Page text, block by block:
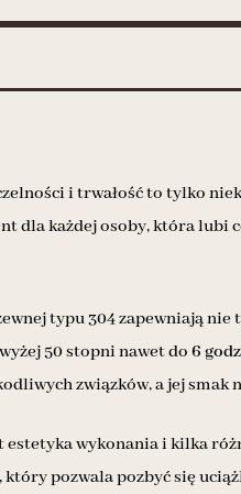
i trwałość to tylko
dla każdej osoby, która lubi
typu 304 zapewniają nie
50 stopni nawet do 6
związków, a jej smak
estetyka wykonania i kilka
, który pozwala pozbyć się